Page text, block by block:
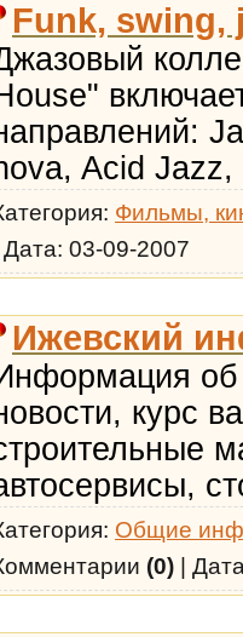
Funk, swing,
Acid Jazz,
Фильмы,
Дата: 03-09-2007
Ижевский
об
курс
Общие
(0) |